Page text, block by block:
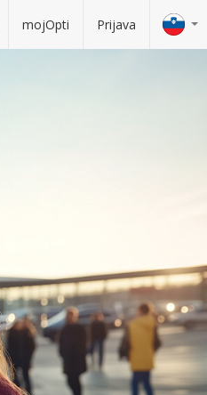
mojOpti Prijava